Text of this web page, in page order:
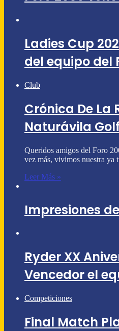
Ladies Cup
del equipo del
Club
Crónica De La
Naturávila Golf
Queridos amigos del Foro
vez más, vivimos nuestra
Leer Más »
Impresiones
Ryder XX
Vencedor el
Competiciones
Final Match